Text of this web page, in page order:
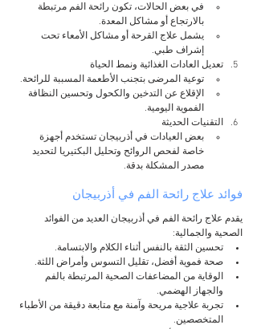
في بعض الحالات، تكون رائحة الفم مرتبطة
بالارتجاع أو مشاكل المعدة.
يشمل علاج القرحة أو مشاكل الأمعاء تحت
إشراف طبي.
تعديل العادات الغذائية ونمط الحياة
توعية المرضى بتجنب الأطعمة المسببة للرائحة.
الإقلاع عن التدخين والكحول وتحسين النظافة
الفموية اليومية.
التقنيات الحديثة
بعض العيادات في أذربيجان تستخدم أجهزة
خاصة لفحص الروائح وتحليل البكتيريا لتحديد
مصدر المشكلة بدقة.
فوائد علاج رائحة الفم في أذربيجان
يقدم علاج رائحة الفم في أذربيجان العديد من الفوائد
الصحية والجمالية:
تحسين الثقة بالنفس أثناء الكلام والابتسامة.
صحة فموية أفضل، تقليل التسوس وأمراض اللثة.
الوقاية من المضاعفات الصحية المرتبطة بالفم
والجهاز الهضمي.
تجربة علاجية مريحة وآمنة مع متابعة دقيقة من الأطباء
المتخصصين.